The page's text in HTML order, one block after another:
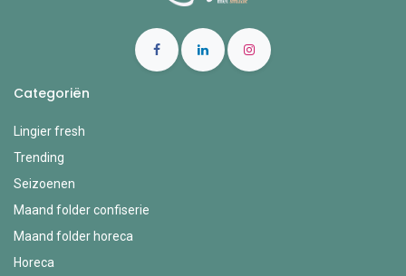
Categoriën
Lingier fresh
Trending
Seizoenen
Maand folder confiserie
Maand folder horeca
Horeca